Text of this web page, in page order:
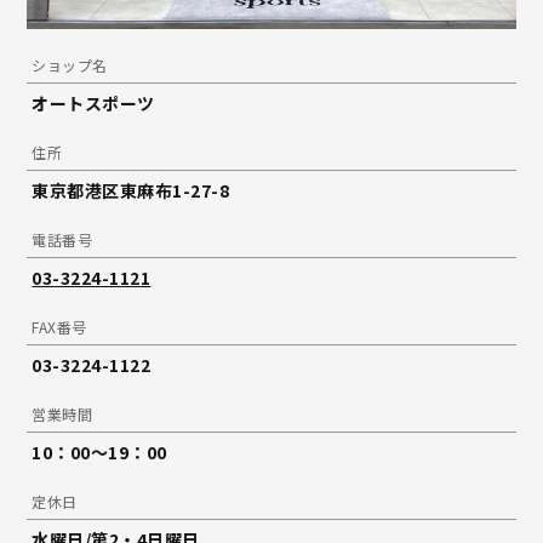
ショップ名
オートスポーツ
住所
東京都港区東麻布1-27-8
電話番号
03-3224-1121
FAX番号
03-3224-1122
営業時間
10：00～19：00
定休日